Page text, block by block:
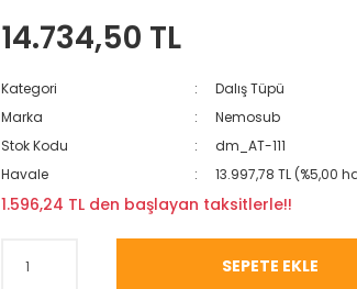
14.734,50 TL
Kategori
Dalış Tüpü
Marka
Nemosub
Stok Kodu
dm_AT-111
Havale
13.997,78 TL (%5,00
1.596,24 TL den başlayan taksitlerle!!
SEPETE EKLE